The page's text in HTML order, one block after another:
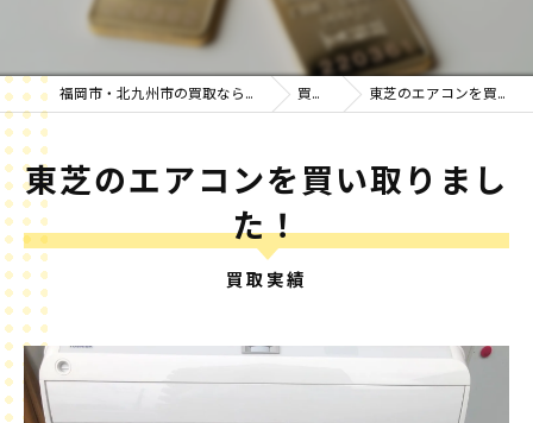
福岡市・北九州市の買取なら出張買取専門ウットコ 買取実績 東芝のエアコンを買い取りました！
買取実績
東芝のエアコンを買い取りまし
た！